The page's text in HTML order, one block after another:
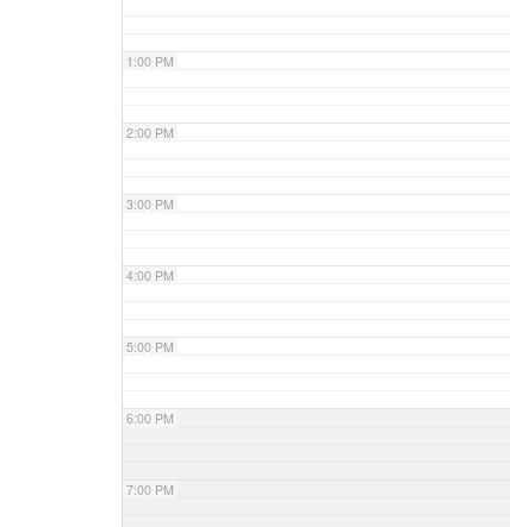
1:00 PM
2:00 PM
3:00 PM
4:00 PM
5:00 PM
6:00 PM
7:00 PM